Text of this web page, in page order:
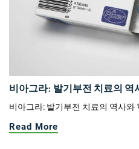
비아그라: 발기부전 치료의 역
비아그라: 발기부전 치료의 역사와
Read More